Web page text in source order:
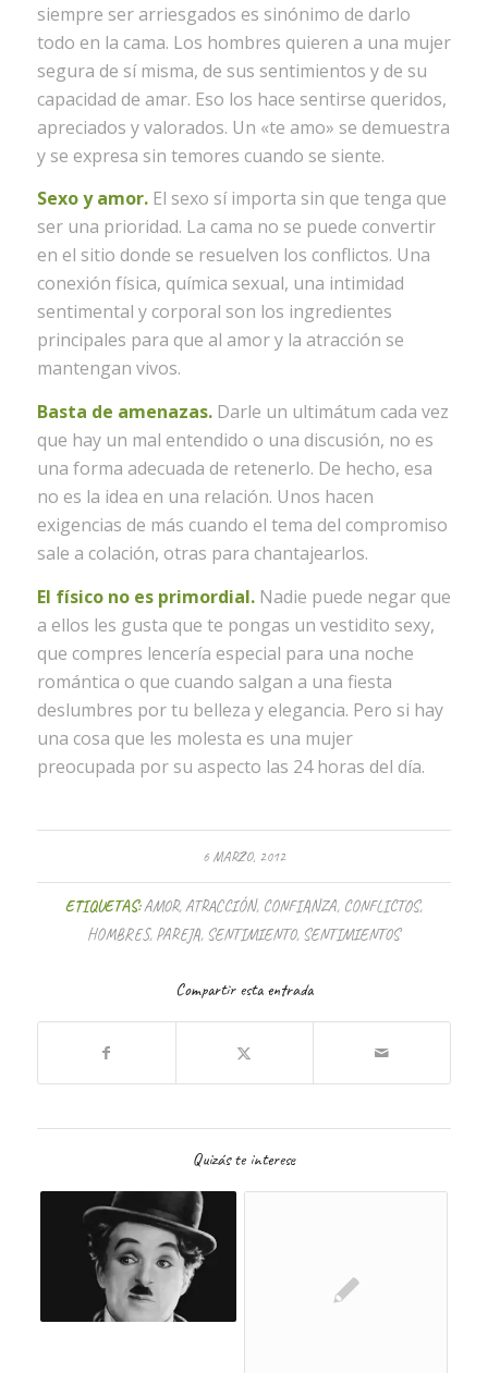
siempre ser arriesgados es sinónimo de darlo
todo en la cama. Los hombres quieren a una mujer
segura de sí misma, de sus sentimientos y de su
capacidad de amar. Eso los hace sentirse queridos,
apreciados y valorados. Un «te amo» se demuestra
y se expresa sin temores cuando se siente.
Sexo y amor.El sexo sí importa sin que tenga que
ser una prioridad. La cama no se puede convertir
en el sitio donde se resuelven los conflictos. Una
conexión física, química sexual, una intimidad
sentimental y corporal son los ingredientes
principales para que al amor y la atracción se
mantengan vivos.
Basta de amenazas.Darle un ultimátum cada vez
que hay un mal entendido o una discusión, no es
una forma adecuada de retenerlo. De hecho, esa
no es la idea en una relación. Unos hacen
exigencias de más cuando el tema del compromiso
sale a colación, otras para chantajearlos.
El físico no es primordial.Nadie puede negar que
a ellos les gusta que te pongas un vestidito sexy,
que compres lencería especial para una noche
romántica o que cuando salgan a una fiesta
deslumbres por tu belleza y elegancia. Pero si hay
una cosa que les molesta es una mujer
preocupada por su aspecto las 24 horas del día.
6 MARZO, 2012
ETIQUETAS:AMOR,ATRACCIÓN, CONFIANZA, CONFLICTOS,
HOMBRES, PAREJA, SENTIMIENTO, SENTIMIENTOS
Compartir esta entrada
Quizás te interese